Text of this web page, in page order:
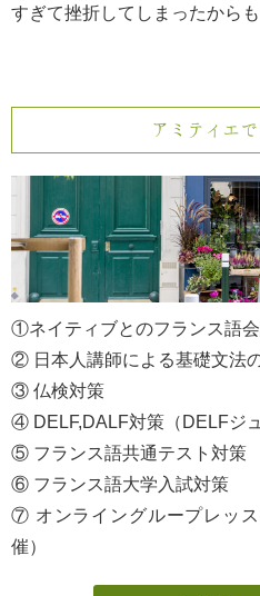
すぎて挫折してしまったからも
アミティエ
①ネイティブとのフランス語
② 日本人講師による基礎文法
③ 仏検対策
④ DELF,DALF対策（DELFジ
⑤ フランス語共通テスト対策
⑥ フランス語大学入試対策
⑦ オンライングループレッ
催）